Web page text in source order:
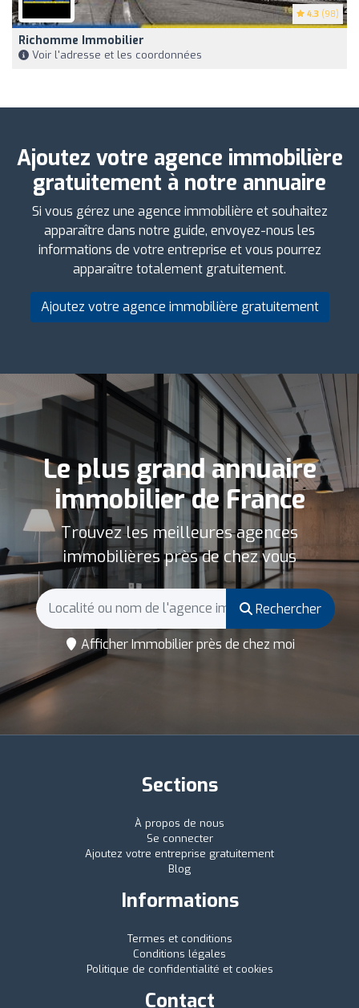
4.3 (98)
Richomme Immobilier
Voir l'adresse et les coordonnées
Ajoutez votre agence immobilière
gratuitement à notre annuaire
Si vous gérez une agence immobilière et souhaitez
apparaître dans notre guide, envoyez-nous les
informations de votre entreprise et vous pourrez
apparaître totalement gratuitement.
Ajoutez votre agence immobilière gratuitement
Le plus grand annuaire
immobilier de France
Trouvez les meilleures agences
immobilières près de chez vous
Rechercher
Afficher Immobilier près de chez moi
Sections
À propos de nous
Se connecter
Ajoutez votre entreprise gratuitement
Blog
Informations
Termes et conditions
Conditions légales
Politique de confidentialité et cookies
Contact